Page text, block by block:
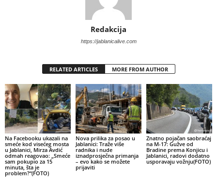
Redakcija
https://jablanicalive.com
RELATED ARTICLES MORE FROM AUTHOR
Na Facebooku ukazali na
smeće kod visećeg mosta
u Jablanici, Mirza Avdić
odmah reagovao: „Smeće
sam pokupio za 15
minuta, šta je
problem?“(FOTO)
Nova prilika za posao u
Jablanici: Traže više
radnika i nude
iznadprosječna primanja
– evo kako se možete
prijaviti
Znatno pojačan saobraćaj
na M-17: Gužve od
Bradine prema Konjicu i
Jablanici, radovi dodatno
usporavaju vožnju(FOTO)